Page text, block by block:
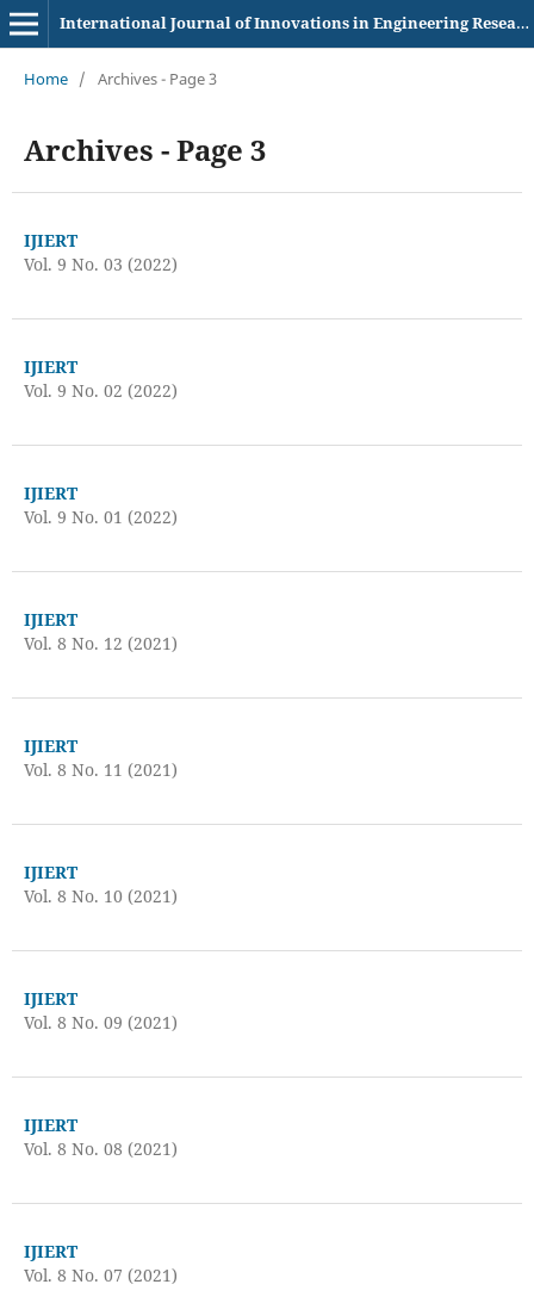
International Journal of Innovations in Engineering Research and Technology
Home / Archives - Page 3
Archives - Page 3
IJIERT
Vol. 9 No. 03 (2022)
IJIERT
Vol. 9 No. 02 (2022)
IJIERT
Vol. 9 No. 01 (2022)
IJIERT
Vol. 8 No. 12 (2021)
IJIERT
Vol. 8 No. 11 (2021)
IJIERT
Vol. 8 No. 10 (2021)
IJIERT
Vol. 8 No. 09 (2021)
IJIERT
Vol. 8 No. 08 (2021)
IJIERT
Vol. 8 No. 07 (2021)